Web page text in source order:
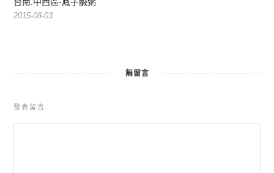
2015-08-03
無留言
發表留言